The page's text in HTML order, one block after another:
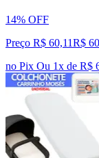
14% OFF
Preço R$ 60,11R$ 60
no Pix Ou 1x de R$